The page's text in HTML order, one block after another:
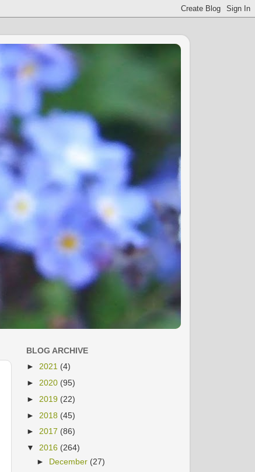
BLOG ARCHIVE
► 2021 (4)
► 2020 (95)
► 2019 (22)
► 2018 (45)
► 2017 (86)
▼ 2016 (264)
► December (27)